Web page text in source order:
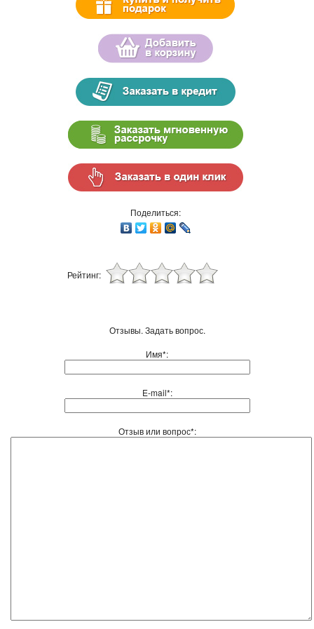
Поделиться:
Рейтинг:
Отзывы. Задать вопрос.
Имя*:
E-mail*:
Отзыв или вопрос*: